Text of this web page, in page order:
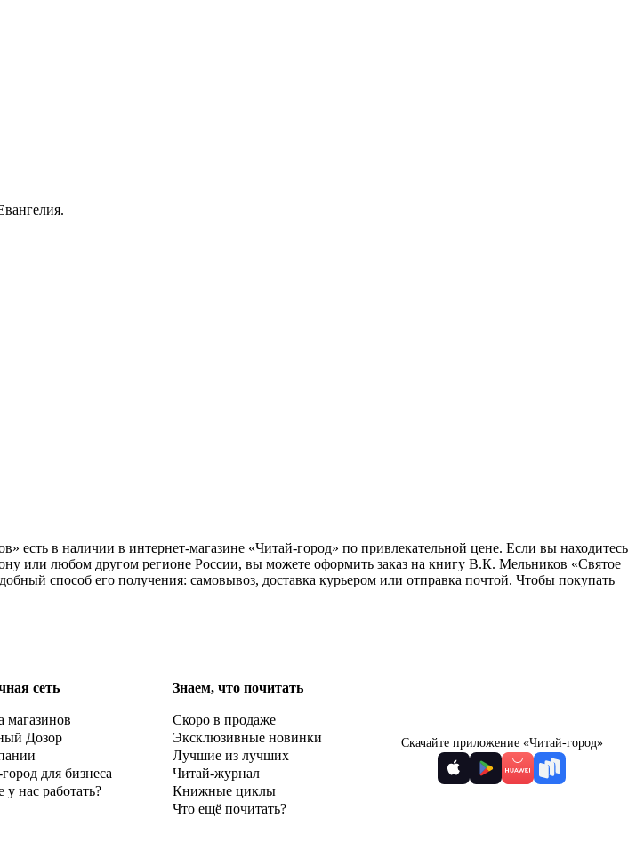
есть в наличии в интернет-магазине «Читай-город» по привлекательной цене. Если вы находитесь
или любом другом регионе России, вы можете оформить заказ на книгу В.К. Мельников «Святое
способ его получения: самовывоз, доставка курьером или отправка почтой. Чтобы покупать
сеть
магазинов
Дозор
для бизнеса
у нас работать?
Знаем, что почитать
Скоро в продаже
Эксклюзивные новинки
Лучшие из лучших
Читай-журнал
Книжные циклы
Что ещё почитать?
Скачайте приложение «Читай-город»